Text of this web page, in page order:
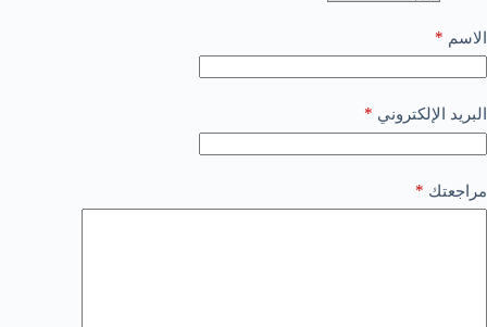
الاسم *
البريد الإلكتروني *
مراجعتك *